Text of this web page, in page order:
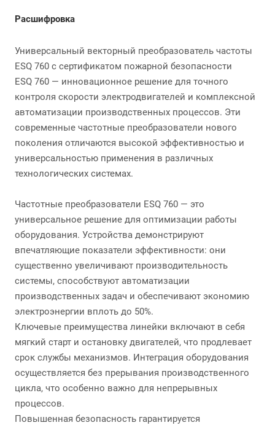
Расшифровка
Универсальный векторный преобразователь частоты
ESQ 760 с сертификатом пожарной безопасности
ESQ 760 — инновационное решение для точного
контроля скорости электродвигателей и комплексной
автоматизации производственных процессов. Эти
современные частотные преобразователи нового
поколения отличаются высокой эффективностью и
универсальностью применения в различных
технологических системах.
Частотные преобразователи ESQ 760 — это
универсальное решение для оптимизации работы
оборудования. Устройства демонстрируют
впечатляющие показатели эффективности: они
существенно увеличивают производительность
системы, способствуют автоматизации
производственных задач и обеспечивают экономию
электроэнергии вплоть до 50%.
Ключевые преимущества линейки включают в себя
мягкий старт и остановку двигателей, что продлевает
срок службы механизмов. Интеграция оборудования
осуществляется без прерывания производственного
цикла, что особенно важно для непрерывных
процессов.
Повышенная безопасность гарантируется